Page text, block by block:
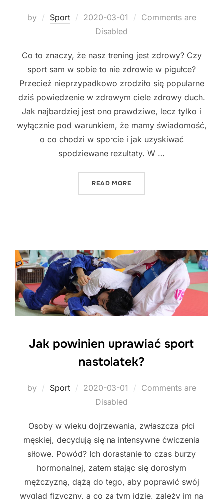
by Sport
Posted
2020-03-01
Comments are
Disabled
Co to znaczy, że nasz trening jest zdrowy? Czy
sport sam w sobie to nie zdrowie w pigułce?
Przecież nieprzypadkowo zrodziło się popularne
dziś powiedzenie w zdrowym ciele zdrowy duch.
Jak najbardziej jest ono prawdziwe, lecz tylko i
wyłącznie pod warunkiem, że mamy świadomość,
o co chodzi w sporcie i jak uzyskiwać
spodziewane rezultaty. W …
READ MORE
Jak powinien uprawiać sport
nastolatek?
by Sport
Posted
2020-03-01
Comments are
Disabled
Osoby w wieku dojrzewania, zwłaszcza płci
męskiej, decydują się na intensywne ćwiczenia
siłowe. Powód? Ich dorastanie to czas burzy
hormonalnej, zatem stając się dorosłym
mężczyzną, dążą do tego, aby poprawić swój
wygląd fizyczny, a co za tym idzie, zależy im na